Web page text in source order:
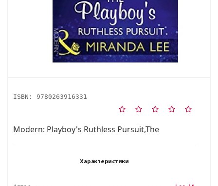
ISBN: 9780263916331
Modern: Playboy's Ruthless Pursuit,The
Характеристики